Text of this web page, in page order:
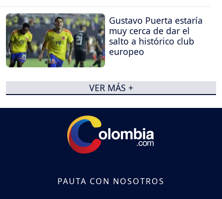
Gustavo Puerta estaría
muy cerca de dar el
salto a histórico club
europeo
VER MÁS +
PAUTA CON NOSOTROS